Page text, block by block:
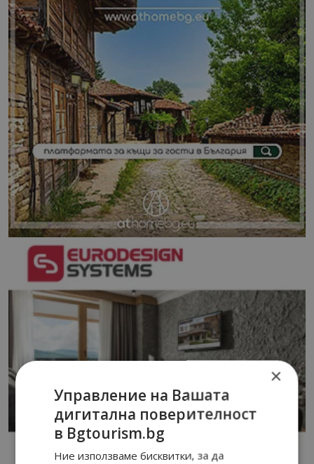
×
Управление на Вашата
дигитална поверителност
в Bgtourism.bg
Ние използваме бисквитки, за да